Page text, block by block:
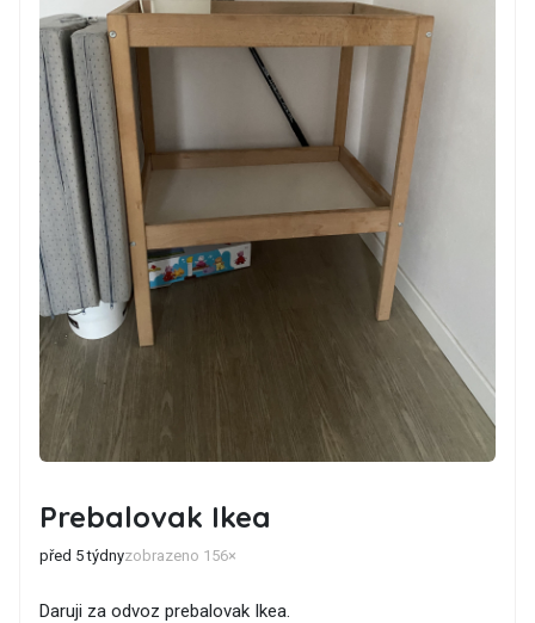
Prebalovak Ikea
před 5 týdnyzobrazeno 156×
Daruji za odvoz prebalovak Ikea.